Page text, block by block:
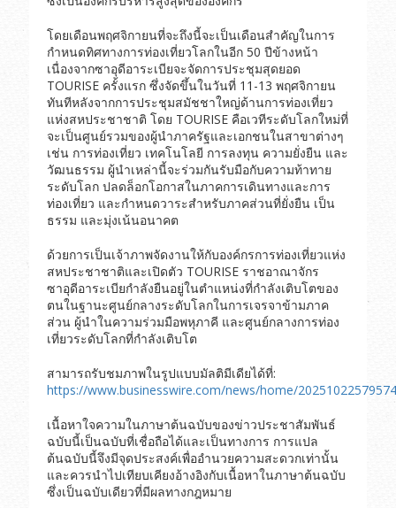
โดยเดือนพฤศจิกายนที่จะถึงนี้จะเป็นเดือนสำคัญในการ
กำหนดทิศทางการท่องเที่ยวโลกในอีก 50 ปีข้างหน้า
เนื่องจากซาอุดีอาระเบียจะจัดการประชุมสุดยอด
TOURISE ครั้งแรก ซึ่งจัดขึ้นในวันที่ 11-13 พฤศจิกายน
ทันทีหลังจากการประชุมสมัชชาใหญ่ด้านการท่องเที่ยว
แห่งสหประชาชาติ โดย TOURISE คือเวทีระดับโลกใหม่ที่
จะเป็นศูนย์รวมของผู้นำภาครัฐและเอกชนในสาขาต่างๆ
เช่น การท่องเที่ยว เทคโนโลยี การลงทุน ความยั่งยืน และ
วัฒนธรรม ผู้นำเหล่านี้จะร่วมกันรับมือกับความท้าทาย
ระดับโลก ปลดล็อกโอกาสในภาคการเดินทางและการ
ท่องเที่ยว และกำหนดวาระสำหรับภาคส่วนที่ยั่งยืน เป็น
ธรรม และมุ่งเน้นอนาคต
ด้วยการเป็นเจ้าภาพจัดงานให้กับองค์กรการท่องเที่ยวแห่ง
สหประชาชาติและเปิดตัว TOURISE ราชอาณาจักร
ซาอุดีอาระเบียกำลังยืนอยู่ในตำแหน่งที่กำลังเติบโตของ
ตนในฐานะศูนย์กลางระดับโลกในการเจรจาข้ามภาค
ส่วน ผู้นำในความร่วมมือพหุภาคี และศูนย์กลางการท่อง
เที่ยวระดับโลกที่กำลังเติบโต
สามารถรับชมภาพในรูปแบบมัลติมีเดียได้ที่:
https://www.businesswire.com/news/home/
เนื้อหาใจความในภาษาต้นฉบับของข่าวประชาสัมพันธ์
ฉบับนี้เป็นฉบับที่เชื่อถือได้และเป็นทางการ การแปล
ต้นฉบับนี้จึงมีจุดประสงค์เพื่ออำนวยความสะดวกเท่านั้น
และควรนำไปเทียบเคียงอ้างอิงกับเนื้อหาในภาษาต้นฉบับ
ซึ่งเป็นฉบับเดียวที่มีผลทางกฎหมาย